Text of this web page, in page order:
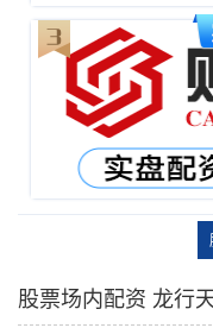
股票场内配资 龙行